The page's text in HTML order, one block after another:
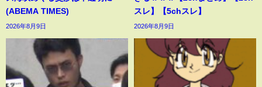
(ABEMA TIMES)
2026年8月9日
スレ】【5chスレ】
2026年8月9日